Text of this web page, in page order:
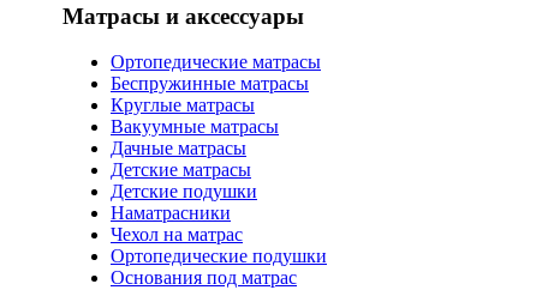
Матрасы и аксессуары
Ортопедические матрасы
Беспружинные матрасы
Круглые матрасы
Вакуумные матрасы
Дачные матрасы
Детские матрасы
Детские подушки
Наматрасники
Чехол на матрас
Ортопедические подушки
Основания под матрас